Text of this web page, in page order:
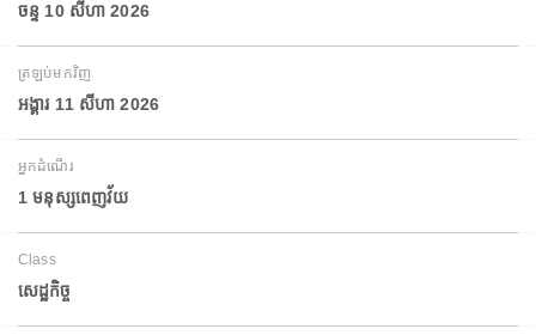
ចន្ទ 10 សីហា 2026
ត្រឡប់មកវិញ
អង្គារ 11 សីហា 2026
អ្នកដំណើរ
1 មនុស្សពេញវ័យ
Class
សេដ្ឋកិច្ច